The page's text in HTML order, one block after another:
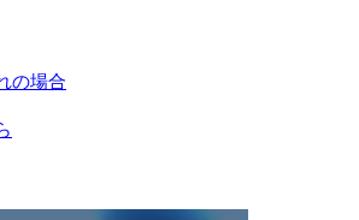
の場合